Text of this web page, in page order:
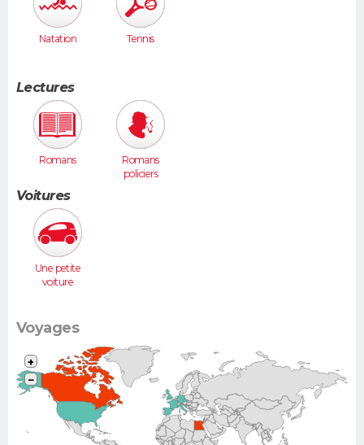
Natation Tennis
Lectures
Romans
Romans
policiers
Voitures
Une petite
voiture
Voyages
+
−